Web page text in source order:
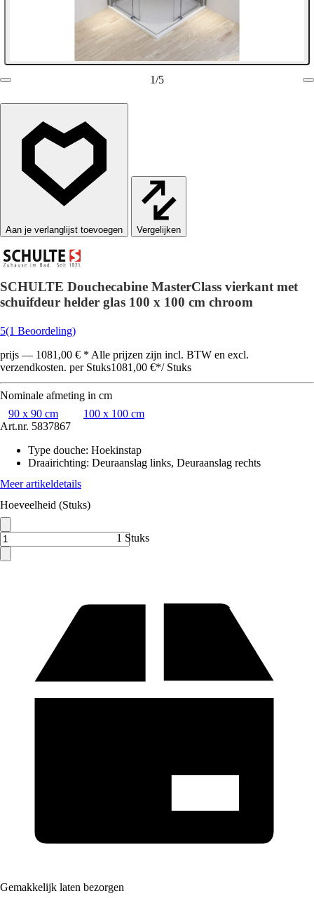
1/5
Vergelijken
SCHULTE Douchecabine MasterClass vierkant met
schuifdeur helder glas 100 x 100 cm chroom
5(1 Beoordeling)
prijs — 1081,00 € * Alle prijzen zijn incl. BTW en excl.
verzendkosten. per Stuks1081,00 €*/ Stuks
Nominale afmeting in cm
90 x 90 cm
100 x 100 cm
Art.nr. 5837867
Type douche: Hoekinstap
Draairichting: Deuraanslag links, Deuraanslag rechts
Meer artikeldetails
Hoeveelheid (Stuks)
1 Stuks
Gemakkelijk laten bezorgen